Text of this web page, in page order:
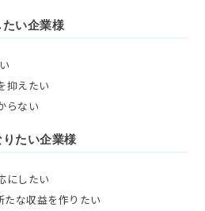
い企業様
抑えたい
らない
たい企業様
にしたい
たな収益を作りたい